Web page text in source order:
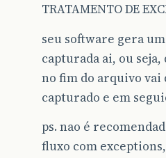
TRATAMENTO DE
seu software gera
capturada ai, ou
no fim do arquivo vai
capturado e em
ps. nao é
fluxo com